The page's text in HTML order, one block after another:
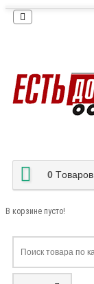
0 Tоваров,
В корзине пусто!